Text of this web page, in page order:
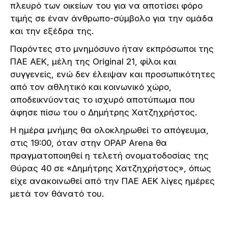
πλευρό των οικείων του για να αποτίσει φόρο
τιμής σε έναν άνθρωπο-σύμβολο για την ομάδα
και την εξέδρα της.
Παρόντες στο μνημόσυνο ήταν εκπρόσωποι της
ΠΑΕ ΑΕΚ, μέλη της Original 21, φίλοι και
συγγενείς, ενώ δεν έλειψαν και προσωπικότητες
από τον αθλητικό και κοινωνικό χώρο,
αποδεικνύοντας το ισχυρό αποτύπωμα που
άφησε πίσω του ο Δημήτρης Χατζηχρήστος.
Η ημέρα μνήμης θα ολοκληρωθεί το απόγευμα,
στις 19:00, όταν στην OPAP Arena θα
πραγματοποιηθεί η τελετή ονοματοδοσίας της
Θύρας 40 σε «Δημήτρης Χατζηχρήστος», όπως
είχε ανακοινωθεί από την ΠΑΕ ΑΕΚ λίγες ημέρες
μετά τον θάνατό του.